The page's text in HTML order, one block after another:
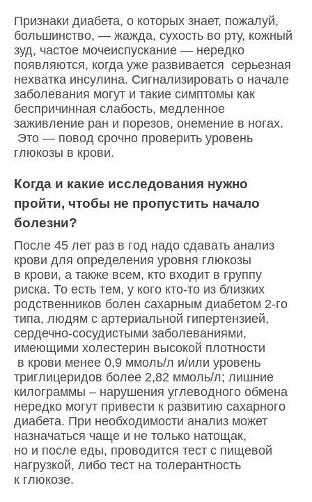
Признаки диабета, о которых знает, пожалуй,
большинство, — жажда, сухость во рту, кожный
зуд, частое мочеиспускание — нередко
появляются, когда уже развивается серьезная
нехватка инсулина. Сигнализировать о начале
заболевания могут и такие симптомы как
беспричинная слабость, медленное
заживление ран и порезов, онемение в ногах.
Это — повод срочно проверить уровень
глюкозы в крови.
Когда и какие исследования нужно
пройти, чтобы не пропустить начало
болезни?
После 45 лет раз в год надо сдавать анализ
крови для определения уровня глюкозы
в крови, а также всем, кто входит в группу
риска. То есть тем, у кого кто-то из близких
родственников болен сахарным диабетом 2-го
типа, людям с артериальной гипертензией,
сердечно-сосудистыми заболеваниями,
имеющими холестерин высокой плотности
в крови менее 0,9 ммоль/л и/или уровень
триглицеридов более 2,82 ммоль/л; лишние
килограммы – нарушения углеводного обмена
нередко могут привести к развитию сахарного
диабета. При необходимости анализ может
назначаться чаще и не только натощак,
но и после еды, проводится тест с пищевой
нагрузкой, либо тест на толерантность
к глюкозе.